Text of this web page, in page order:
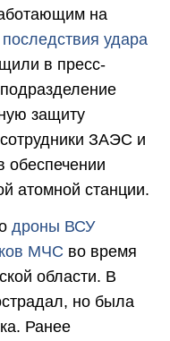
на
удара
в пресс-
защиту
ЗАЭС и
обеспечении
атомной станции.
дроны ВСУ
МЧС во время
области. В
но была
Ранее